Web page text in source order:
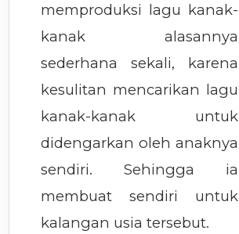
memproduksi lagu kanak-
kanak alasannya
sederhana sekali, karena
kesulitan mencarikan lagu
kanak-kanak untuk
didengarkan oleh anaknya
sendiri. Sehingga ia
membuat sendiri untuk
kalangan usia tersebut.